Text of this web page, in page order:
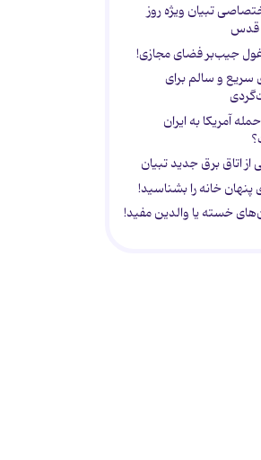
تبیان ویژه روز
قدس
جیب‌بر فضای مجازی!
سریع و سالم برای
آمریکا به ایران
از اتاق برق جدید تبیان
پنهان خانه را بشناسید!
خسته یا والدین مفید!